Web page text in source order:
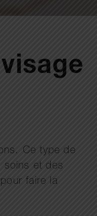
Ce type de
soins et des
faire la